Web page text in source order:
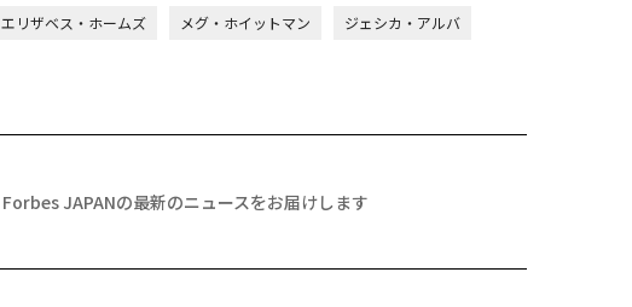
エリザベス・ホームズ メグ・ホイットマン
ジェシカ・アルバ
Forbes JAPANの最新のニュースをお届けします